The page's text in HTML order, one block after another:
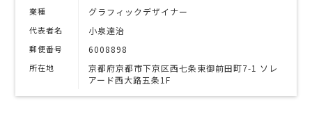
業種 グラフィックデザイナー
代表者名 小泉達治
郵便番号 6008898
所在地
京都府京都市下京区西七条東御前田町7-1 ソレ
アード西大路五条1F